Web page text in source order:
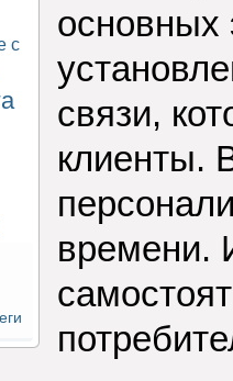
с
основных
связи,
клиенты.
времени.